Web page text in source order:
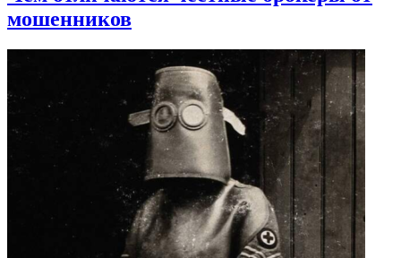
мошенников